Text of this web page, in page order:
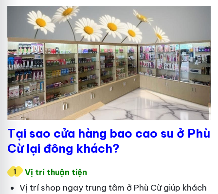
Tại sao cửa hàng bao cao su ở Phù
Cừ lại đông khách?
Vị trí thuận tiện
Vị trí shop ngay trung tâm ở Phù Cừ giúp khách